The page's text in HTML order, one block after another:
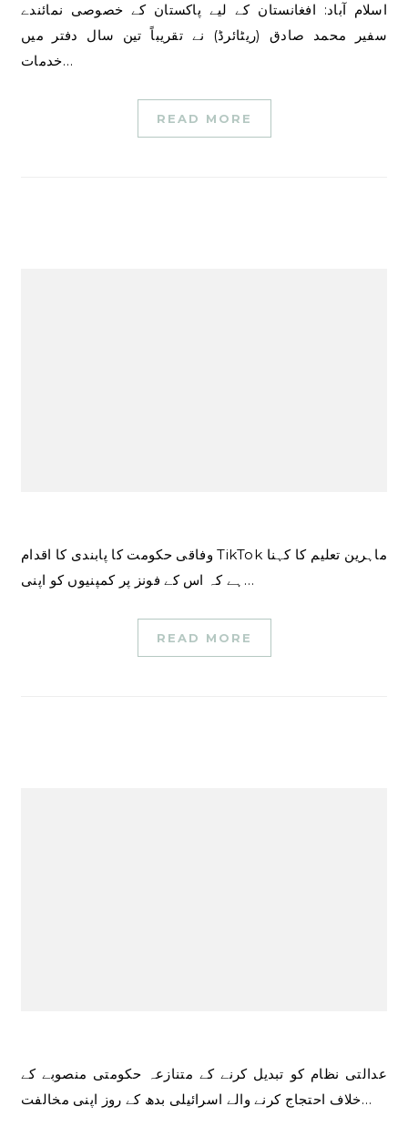
اسلام آباد: افغانستان کے لیے پاکستان کے خصوصی نمائندے
سفیر محمد صادق (ریٹائرڈ) نے تقریباً تین سال دفتر میں
خدمات…
READ MORE
وفاقی حکومت کا پابندی کا اقدام TikTok ماہرین تعلیم کا کہنا
ہے کہ اس کے فونز پر کمپنیوں کو اپنی…
READ MORE
عدالتی نظام کو تبدیل کرنے کے متنازعہ حکومتی منصوبے کے
خلاف احتجاج کرنے والے اسرائیلی بدھ کے روز اپنی مخالفت…